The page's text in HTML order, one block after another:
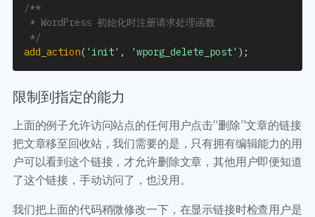
/**
* WordPress 初始化时注册请求处理函数
*/
add_action( 'init' , 'wporg_delete_post' ) ;
限制到指定的能力
上面的例子允许访问站点的任何用户点击“删除”文章的链接
把文章移至回收站，我们需要的是，只有拥有编辑能力的用
户可以看到这个链接，才允许删除文章，其他用户即便知道
了这个链接，手动访问了，也没用。
我们把上面的代码稍微修改一下，在显示链接时检查用户是